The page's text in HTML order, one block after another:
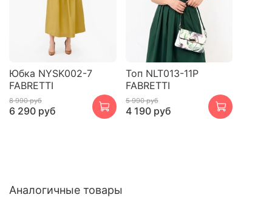
Юбка NYSK002-7
FABRETTI
8 990 руб
6 290 руб
Топ NLT013-11P
FABRETTI
5 990 руб
4 190 руб
Аналогичные товары